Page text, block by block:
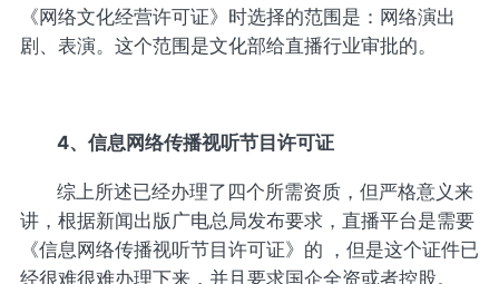
《网络文化经营许可证》时选择的范围是：网络演出
剧、表演。这个范围是文化部给直播行业审批的。
4、信息网络传播视听节目许可证
综上所述已经办理了四个所需资质，但严格意义来
讲，根据新闻出版广电总局发布要求，直播平台是需要
《信息网络传播视听节目许可证》的 ，但是这个证件已
经很难很难办理下来，并且要求国企全资或者控股。